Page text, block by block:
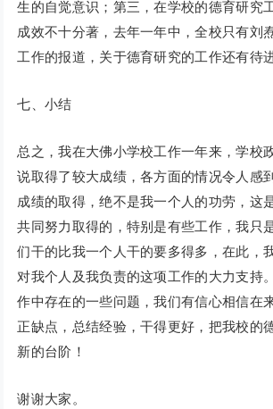
生的自觉意识；第三，在学校的德育研究
成效不十分著，去年一年中，全校只有刘
工作的报道，关于德育研究的工作还有待
七、小结
总之，我在大佛小学校工作一年来，学校
说取得了较大成绩，各方面的情况令人感
成绩的取得，绝不是我一个人的功劳，这
共同努力取得的，特别是有些工作，我只
们干的比我一个人干的要多得多，在此，
对我个人及我负责的这项工作的大力支持
作中存在的一些问题，我们有信心相信在
正缺点，总结经验，干得更好，把我校的
新的台阶！
谢谢大家。